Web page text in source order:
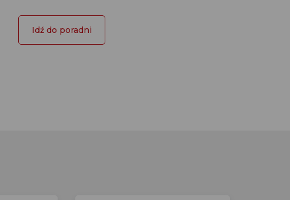
Idź do poradni